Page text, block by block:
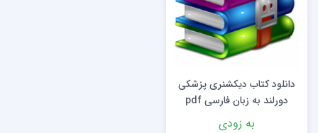
دانلود کتاب دیکشنری پزشکی
دورلند به زبان فارسی pdf
به زودی